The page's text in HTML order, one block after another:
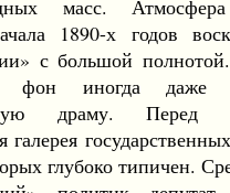
масс.
1890-х годов
с большой
фон иногда даже
драму. Перед
галерея
глубоко типичен.